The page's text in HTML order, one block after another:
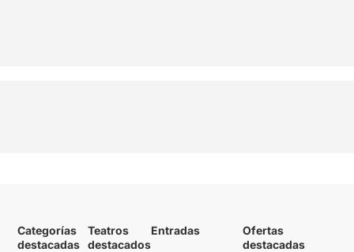
Categorías
destacadas
Teatros
destacados
Entradas
Ofertas
destacadas